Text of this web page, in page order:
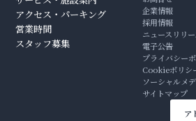
アクセス・パーキング
営業時間
スタッフ募集
企業情報
採用情報
ニュースリリー
電子公告
プライバシー
Cookieポリシ
ソーシャルメ
サイトマップ
ア